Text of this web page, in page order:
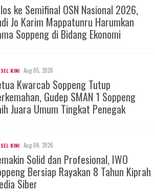
ke Semifinal OSN Nasional 2026,
Jo Karim Mappatunru Harumkan
Soppeng di Bidang Ekonomi
KINI Aug 05, 2026
Kwarcab Soppeng Tutup
Gudep SMAN 1 Soppeng
Juara Umum Tingkat Penegak
KINI Aug 04, 2026
Solid dan Profesional, IWO
Bersiap Rayakan 8 Tahun Kiprah
Siber